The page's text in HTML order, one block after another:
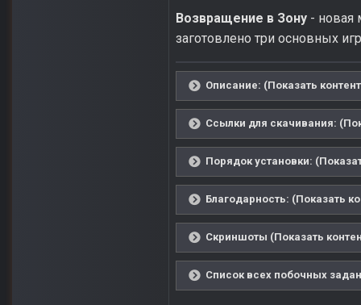
Возвращение в Зону - новая
заготовлено три основных
Описание: (Показать
Ссылки для скачивания:
Порядок установки:
Благодарность: (Показать
Скриншоты (Показать
Список всех побочных